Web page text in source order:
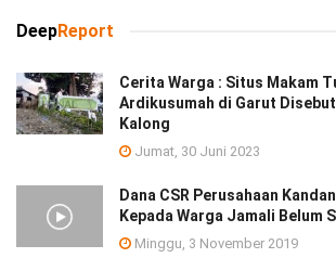
DeepReport
Cerita Warga : Situs Makam
Ardikusumah di Garut
Kalong
Jumat, 30 Juni 2023
Dana CSR Perusahaan
Kepada Warga Jamali Belum
Minggu, 3 November 2019